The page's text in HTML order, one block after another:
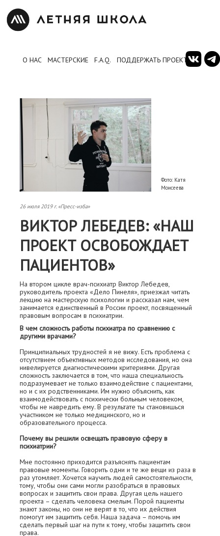
О НАС МАСТЕРСКИЕ F.A.Q. ПОДДЕРЖАТЬ ПРОЕКТ
Фото: Катя
Моисеева
26 июля 2019 г. «Пресс-изба»
ВИКТОР ЛЕБЕДЕВ: «НАШ
ПРОЕКТ ОСВОБОЖДАЕТ
ПАЦИЕНТОВ»
На втором цикле врач-психиатр Виктор Лебедев,
руководитель проекта «Дело Пинеля», приезжал читать
лекцию на мастерскую психологии и рассказал нам, чем
занимается единственный в России проект, посвященный
правовым вопросам в психиатрии.
В чем сложность работы психиатра по сравнению с
другими врачами?
Принципиальных трудностей я не вижу. Есть проблема с
отсутствием объективных методов исследования, но она
нивелируется диагностическими критериями. Другая
сложность заключается в том, что наша специальность
подразумевает не только взаимодействие с пациентами,
но и с их родственниками. Им нужно объяснить, как
взаимодействовать с психически больным человеком,
чтобы не навредить ему. В результате ты становишься
участником не только медицинского, но и
образовательного процесса.
Почему вы решили освещать правовую сферу в
психиатрии?
Мне постоянно приходится разъяснять пациентам
правовые моменты. Говорить одни и те же вещи из раза в
раз утомляет. Хочется научить людей самостоятельности,
тому, чтобы они сами могли разобраться в правовых
вопросах и защитить свои права. Другая цель нашего
проекта – сделать человека смелым. Порой пациенты
знают законы, но они не верят в то, что их действия
помогут им защитить себя. Наша задача – помочь им
сделать первый шаг на пути к тому, чтобы защитить свои
права.